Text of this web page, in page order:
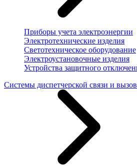
Приборы учета электроэнергии
Электротехнические изделия
Светотехническое оборудование
Электроустановочные изделия
Устройства защитного
Системы диспетчерской связи и